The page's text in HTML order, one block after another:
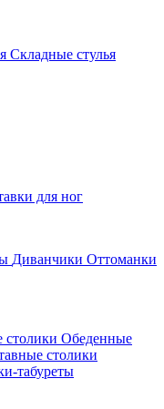
Складные стулья
для ног
Диванчики Оттоманки
Обеденные
столики
табуреты